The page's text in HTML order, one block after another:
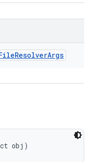
ResolverArgs
obj)